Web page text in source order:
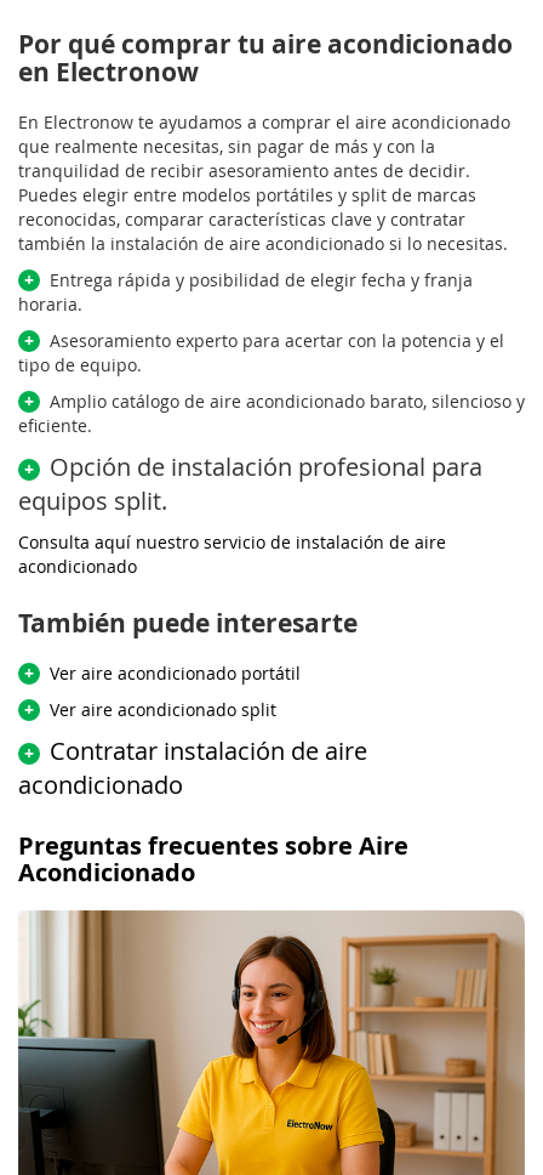
Por qué comprar tu aire acondicionado
en Electronow
En Electronow te ayudamos a comprar el aire acondicionado
que realmente necesitas, sin pagar de más y con la
tranquilidad de recibir asesoramiento antes de decidir.
Puedes elegir entre modelos portátiles y split de marcas
reconocidas, comparar características clave y contratar
también la instalación de aire acondicionado si lo necesitas.
+
Entrega rápida y posibilidad de elegir fecha y franja
horaria.
+
Asesoramiento experto para acertar con la potencia y el
tipo de equipo.
+
Amplio catálogo de aire acondicionado barato, silencioso y
eficiente.
+
Opción de instalación profesional para
equipos split.
Consulta aquí nuestro servicio de instalación de aire
acondicionado
También puede interesarte
+
Ver aire acondicionado portátil
+
Ver aire acondicionado split
+
Contratar instalación de aire
acondicionado
Preguntas frecuentes sobre Aire
Acondicionado